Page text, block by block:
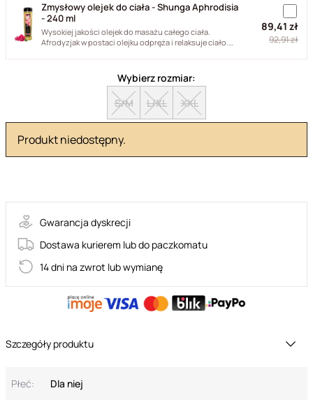
Zmysłowy olejek do ciała - Shunga Aphrodisia
- 240 ml
Wysokiej jakości olejek do masażu całego ciała.
Afrodyzjak w postaci olejku odpręża i relaksuje ciało.
89,41 zł
92,91 zł
Wybierz rozmiar:
S/M
L/XL XXL
Produkt niedostępny.
Gwarancja dyskrecji
Dostawa kurierem lub do paczkomatu
14 dni na zwrot lub wymianę
Szczegóły produktu
Płeć: Dla niej